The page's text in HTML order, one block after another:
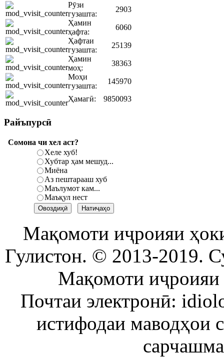
Рӯзи
гузашта:
2903
Ҳамин
ҳафта:
6060
Ҳафтаи
гузашта:
25139
Ҳамин
моҳ:
38363
Моҳи
гузашта:
145970
Ҳамагӣ: 9850093
Райъпурсӣ
Сомона чи хел аст?
Хеле хуб!
Хубтар ҳам мешуд...
Миёна
Аз пештарааш хуб
Маълумот кам...
Маъқул нест
Мақомоти иҷроияи
Гулистон. © 2013-2019.
Мақомоти иҷроияи
Почтаи электронӣ:
истифодаи маводҳои